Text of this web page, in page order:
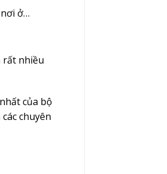
ở…
rất nhiều
của bộ
chuyên